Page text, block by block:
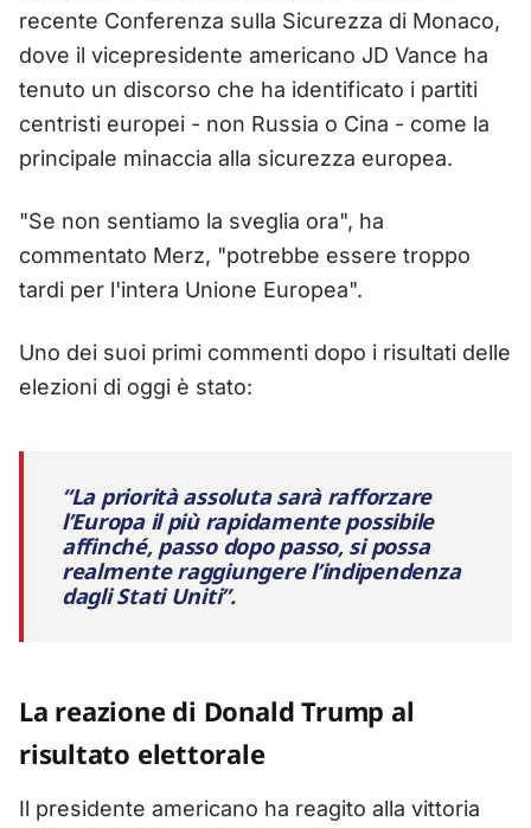
recente Conferenza sulla Sicurezza di Monaco,
dove il vicepresidente americano JD Vance ha
tenuto un discorso che ha identificato i partiti
centristi europei - non Russia o Cina - come la
principale minaccia alla sicurezza europea.
"Se non sentiamo la sveglia ora", ha
commentato Merz, "potrebbe essere troppo
tardi per l'intera Unione Europea".
Uno dei suoi primi commenti dopo i risultati delle
elezioni di oggi è stato:
“La priorità assoluta sarà rafforzare
l’Europa il più rapidamente possibile
affinché, passo dopo passo, si possa
realmente raggiungere l’indipendenza
dagli Stati Uniti”.
La reazione di Donald Trump al
risultato elettorale
Il presidente americano ha reagito alla vittoria